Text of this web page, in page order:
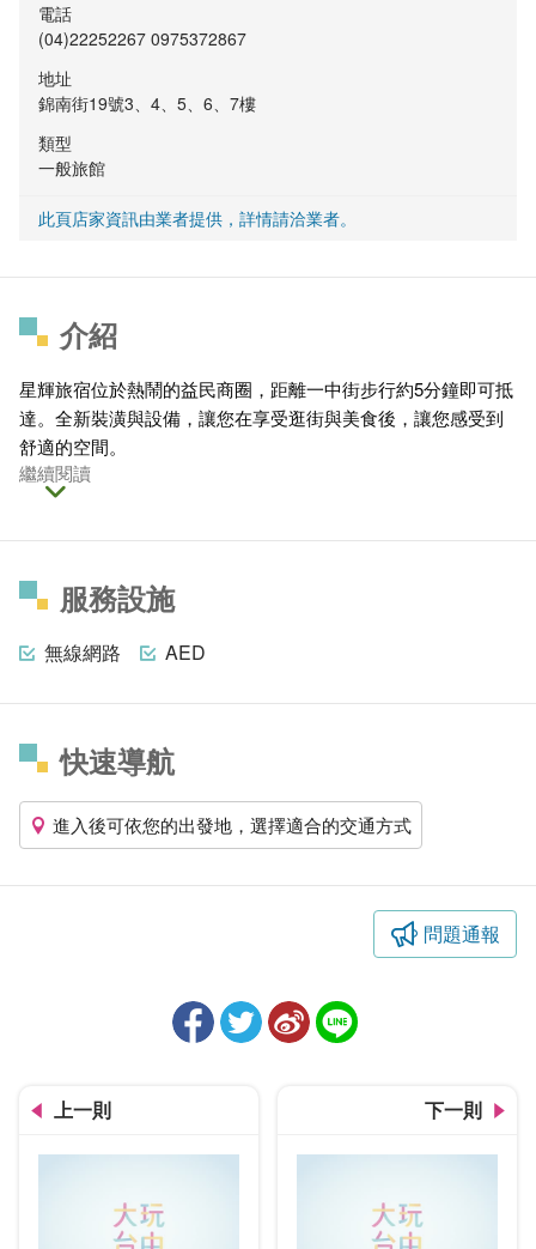
電話
(04)22252267 0975372867
地址
錦南街19號3、4、5、6、7樓
類型
一般旅館
此頁店家資訊由業者提供，詳情請洽業者。
介紹
星輝旅宿位於熱鬧的益民商圈，距離一中街步行約5分鐘即可抵
達。全新裝潢與設備，讓您在享受逛街與美食後，讓您感受到
舒適的空間。
繼續閱讀
服務設施
無線網路 AED
快速導航
進入後可依您的出發地，選擇適合的交通方式
問題通報
上一則 下一則